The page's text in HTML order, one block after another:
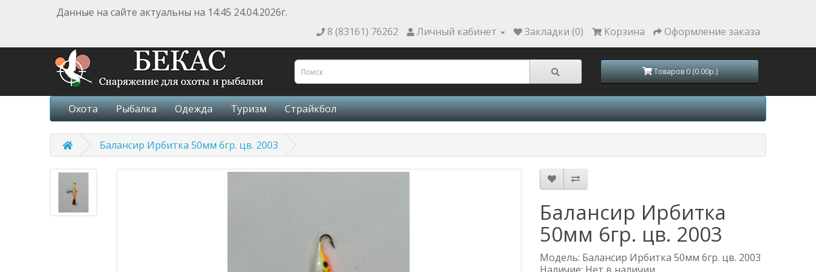
Данные на сайте актуальны на 14:45 24.04.2026г.
8 (83161) 76262
Личный кабинет Закладки (0) Корзина Оформление заказа
Товаров 0 (0.00р.)
Охота Рыбалка Одежда Туризм Страйкбол
Балансир Ирбитка 50мм 6гр. цв. 2003
Балансир Ирбитка
50мм 6гр. цв. 2003
Модель: Балансир Ирбитка 50мм 6гр. цв. 2003